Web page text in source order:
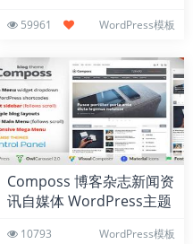
59961 WordPress模板
Composs 博客杂志新闻资
讯自媒体 WordPress主题
10793 WordPress模板